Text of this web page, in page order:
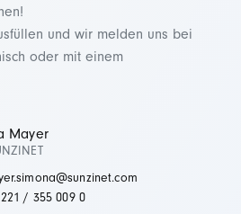
und wir melden uns bei
oder mit einem
Mayer
/ 355 009 0